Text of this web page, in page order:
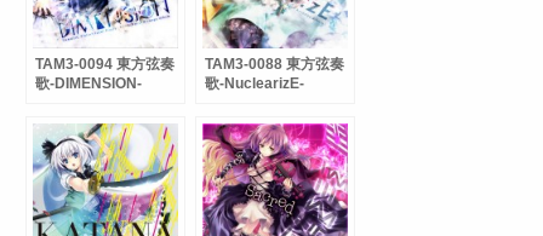
TAM3-0094 東方弦奏
歌-DIMENSION-
TAM3-0088 東方弦奏
歌-NuclearizE-